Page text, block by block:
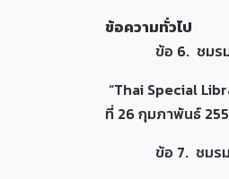
ข้อความทั่วไป
ข้อ 6. ชมรมนี้ชื่อ
“Thai Special
ที่ 26 กุมภาพันธ์
ข้อ 7. ชมรมนี้เป็